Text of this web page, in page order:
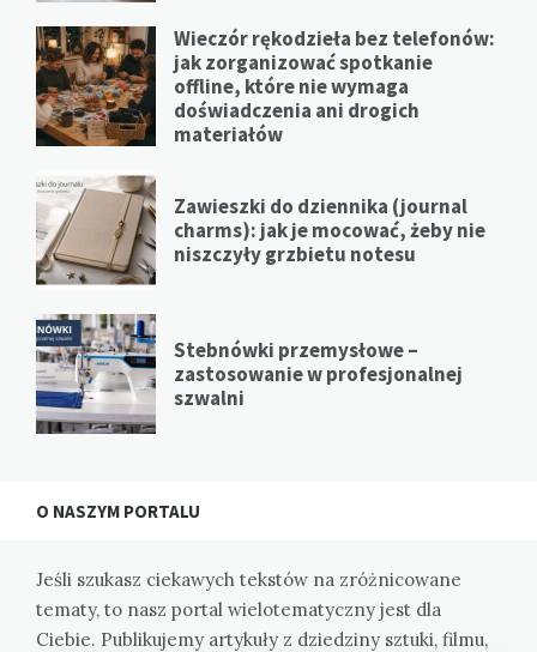
Wieczór rękodzieła bez telefonów:
jak zorganizować spotkanie
offline, które nie wymaga
doświadczenia ani drogich
materiałów
Zawieszki do dziennika (journal
charms): jak je mocować, żeby nie
niszczyły grzbietu notesu
Stebnówki przemysłowe –
zastosowanie w profesjonalnej
szwalni
O NASZYM PORTALU
Jeśli szukasz ciekawych tekstów na zróżnicowane
tematy, to nasz portal wielotematyczny jest dla
Ciebie. Publikujemy artykuły z dziedziny sztuki, filmu,